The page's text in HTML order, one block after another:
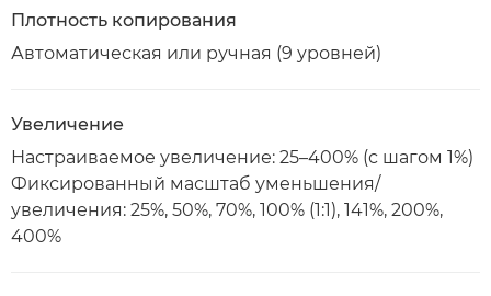
Плотность копирования
Автоматическая или ручная (9 уровней)
Увеличение
Настраиваемое увеличение: 25–400% (с шагом 1%)
Фиксированный масштаб уменьшения/
увеличения: 25%, 50%, 70%, 100% (1:1), 141%, 200%,
400%